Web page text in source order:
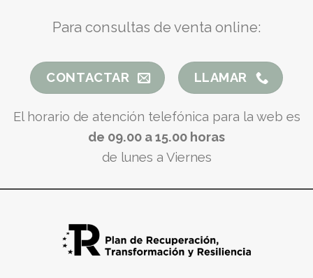
Para consultas de venta online:
CONTACTAR LLAMAR
El horario de atención telefónica para la web es
de 09.00 a 15.00 horas
de lunes a Viernes